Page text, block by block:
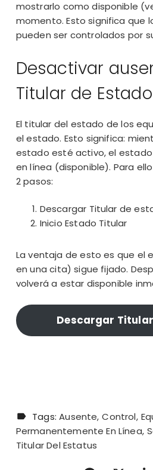
mostrarlo como disponible
momento. Esto significa que
pueden ser controlados por
Desactivar
Titular de Estado
El titular del estado de los
el estado. Esto significa:
estado esté activo, el
en línea (disponible). Para
2 pasos:
Descargar Titular de
Inicio Estado Titular
La ventaja de esto es que el
en una cita) sigue fijado.
volverá a estar disponible
Descargar
Tags:Ausente Control
Permanentemente En Línea
Titular Del Estatus